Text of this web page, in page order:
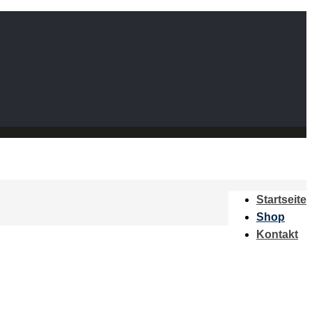
Startseite
Shop
Kontakt